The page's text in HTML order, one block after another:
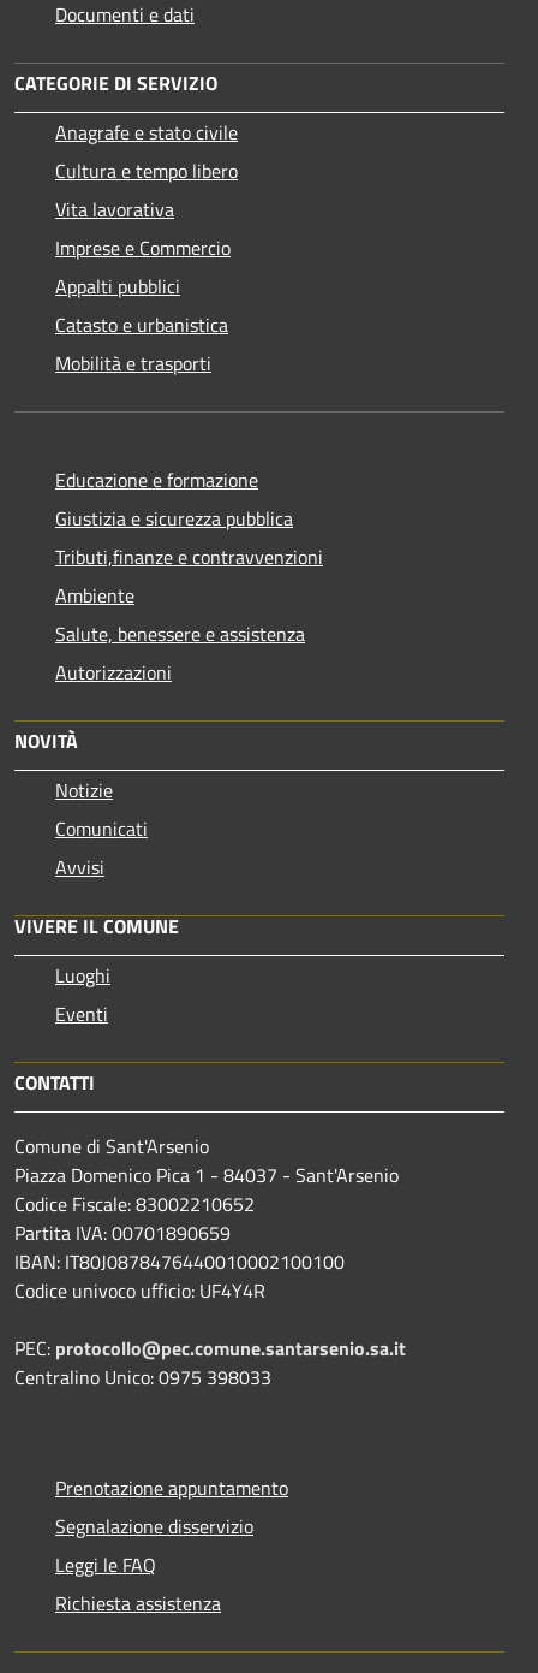
Documenti e dati
CATEGORIE DI SERVIZIO
Anagrafe e stato civile
Cultura e tempo libero
Vita lavorativa
Imprese e Commercio
Appalti pubblici
Catasto e urbanistica
Mobilità e trasporti
Educazione e formazione
Giustizia e sicurezza pubblica
Tributi,finanze e contravvenzioni
Ambiente
Salute, benessere e assistenza
Autorizzazioni
NOVITÀ
Notizie
Comunicati
Avvisi
VIVERE IL COMUNE
Luoghi
Eventi
CONTATTI
Comune di Sant'Arsenio
Piazza Domenico Pica 1 - 84037 - Sant'Arsenio
Codice Fiscale: 83002210652
Partita IVA: 00701890659
IBAN: IT80J0878476440010002100100
Codice univoco ufficio: UF4Y4R
PEC: protocollo@pec.comune.santarsenio.sa.it
Centralino Unico: 0975 398033
Prenotazione appuntamento
Segnalazione disservizio
Leggi le FAQ
Richiesta assistenza